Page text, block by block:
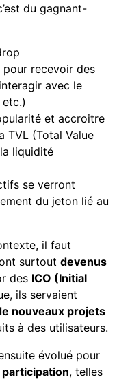
du gagnant-
pour recevoir des
avec le
et accroitre
TVL (Total Value
liquidité
se verront
du jeton lié au
il faut
surtout devenus
des ICO (Initial
ils servaient
nouveaux projets
à des utilisateurs.
évolué pour
, telles